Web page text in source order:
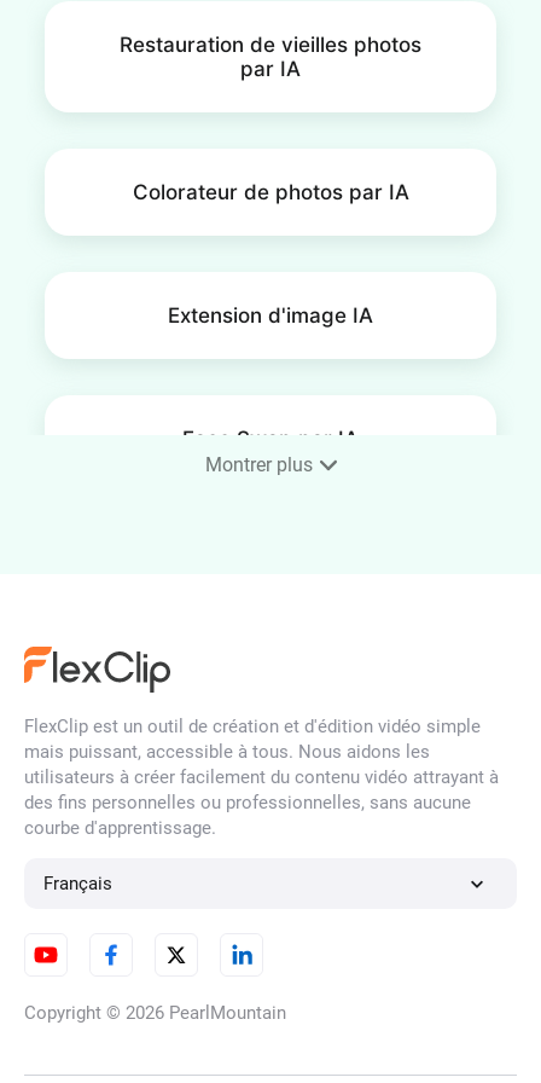
Restauration de vieilles photos
par IA
Colorateur de photos par IA
Extension d'image IA
Face Swap par IA
Filtre de visage par IA
Déflouter une image
Montrer plus
FlexClip est un outil de création et d'édition vidéo simple
mais puissant, accessible à tous. Nous aidons les
utilisateurs à créer facilement du contenu vidéo attrayant à
des fins personnelles ou professionnelles, sans aucune
courbe d'apprentissage.
Français
Copyright © 2026 PearlMountain